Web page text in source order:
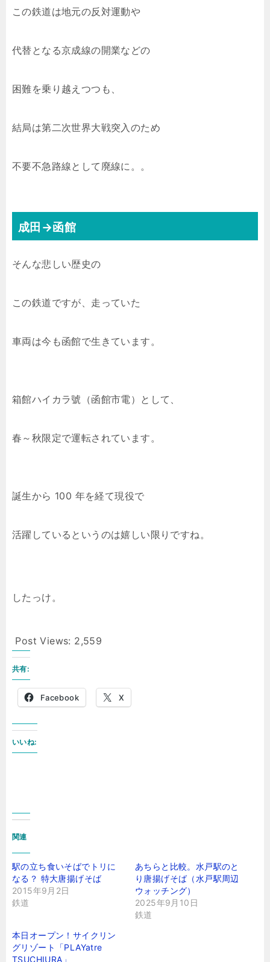
この鉄道は地元の反対運動や
代替となる京成線の開業などの
困難を乗り越えつつも、
結局は第二次世界大戦突入のため
不要不急路線として廃線に。。
成田→函館
そんな悲しい歴史の
この鉄道ですが、走っていた
車両は今も函館で生きています。
箱館ハイカラ號（函館市電）として、
春～秋限定で運転されています。
誕生から 100 年を経て現役で
活躍しているというのは嬉しい限りですね。
したっけ。
Post Views: 2,559
共有:
Facebook X
いいね:
関連
駅の立ち食いそばでトリに
なる？ 特大唐揚げそば
2015年9月2日
鉄道
あちらと比較。水戸駅のと
り唐揚げそば（水戸駅周辺
ウォッチング）
2025年9月10日
鉄道
本日オープン！サイクリン
グリゾート「PLAYatre
TSUCHIURA」